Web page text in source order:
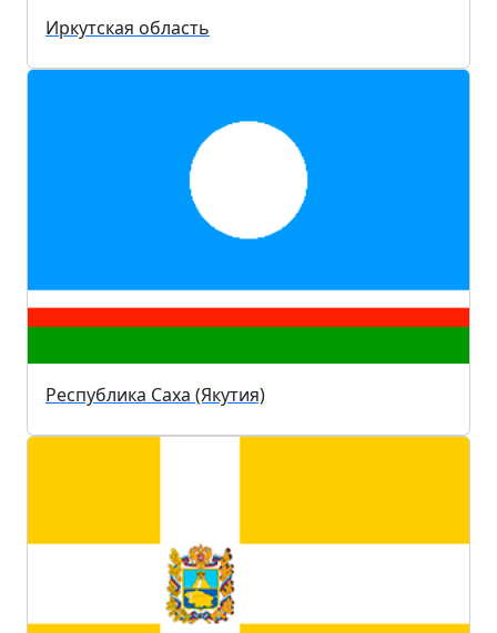
Иркутская область
Республика Саха (Якутия)